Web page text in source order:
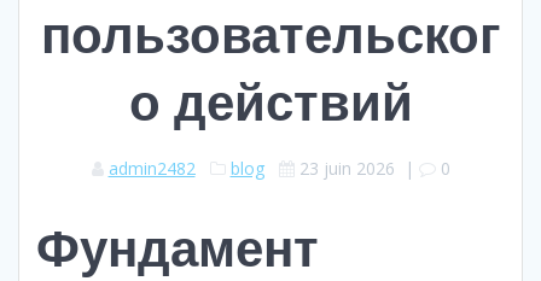
пользовательског
о действий
admin2482 blog 23 juin 2026 | 0
Фундамент